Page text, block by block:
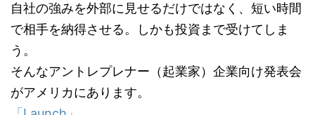
自社の強みを外部に見せるだけではなく、短い時間
で相手を納得させる。しかも投資まで受けてしま
う。
そんなアントレプレナー（起業家）企業向け発表会
がアメリカにあります。